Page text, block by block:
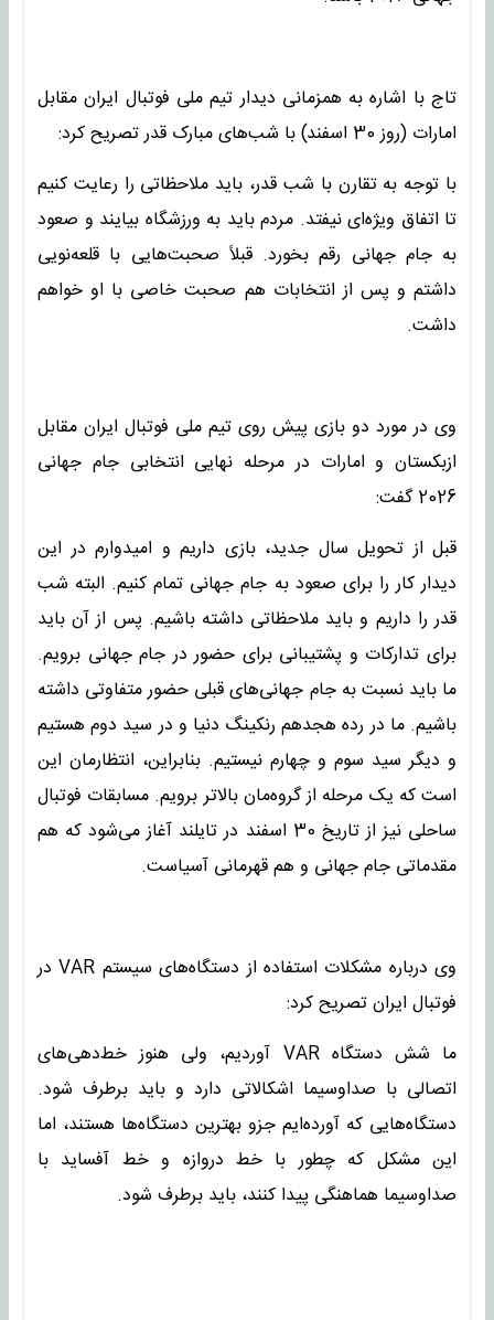
تاج با اشاره به همزمانی دیدار تیم ملی فوتبال ایران مقابل
امارات (روز 30 اسفند) با شب‌های مبارک قدر تصریح کرد:
با توجه به تقارن با شب قدر، باید ملاحظاتی را رعایت کنیم
تا اتفاق ویژه‌ای نیفتد. مردم باید به ورزشگاه بیایند و صعود
به جام جهانی رقم بخورد. قبلاً صحبت‌هایی با قلعه‌نویی
داشتم و پس از انتخابات هم صحبت خاصی با او خواهم
داشت.
وی در مورد دو بازی پیش روی تیم ملی فوتبال ایران مقابل
ازبکستان و امارات در مرحله نهایی انتخابی جام جهانی
2026 گفت:
قبل از تحویل سال جدید، بازی داریم و امیدوارم در این
دیدار کار را برای صعود به جام جهانی تمام کنیم. البته شب
قدر را داریم و باید ملاحظاتی داشته باشیم. پس از آن باید
برای تدارکات و پشتیبانی برای حضور در جام جهانی برویم.
ما باید نسبت به جام جهانی‌های قبلی حضور متفاوتی داشته
باشیم. ما در رده هجدهم رنکینگ دنیا و در سید دوم هستیم
و دیگر سید سوم و چهارم نیستیم. بنابراین، انتظارمان این
است که یک مرحله از گروه‌مان بالاتر برویم. مسابقات فوتبال
ساحلی نیز از تاریخ 30 اسفند در تایلند آغاز می‌شود که هم
مقدماتی جام جهانی و هم قهرمانی آسیاست.
وی درباره مشکلات استفاده از دستگاه‌های سیستم VAR در
فوتبال ایران تصریح کرد:
ما شش دستگاه VAR آوردیم، ولی هنوز خط‌دهی‌های
اتصالی با صداوسیما اشکالاتی دارد و باید برطرف شود.
دستگاه‌هایی که آورده‌ایم جزو بهترین دستگاه‌ها هستند، اما
این مشکل که چطور با خط دروازه و خط آفساید با
صداوسیما هماهنگی پیدا کنند، باید برطرف شود.